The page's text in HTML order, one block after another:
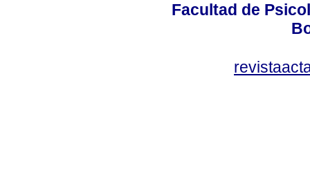
Facultad de